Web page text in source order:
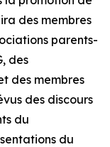
des membres
parents-
des
des membres
des discours
du
du